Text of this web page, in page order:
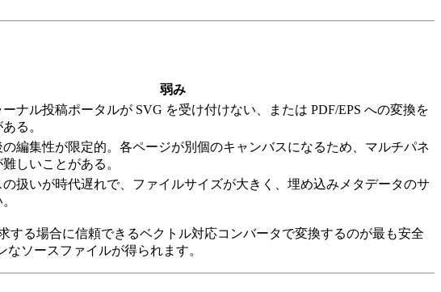
弱み
ナル投稿ポータルが SVG を受け付けない、または PDF/EPS への変換を
る。
編集性が限定的。各ページが別個のキャンバスになるため、マルチパネ
しいことがある。
の扱いが時代遅れで、ファイルサイズが大きく、埋め込みメタデータのサ
する場合に信頼できるベクトル対応コンバータで変換するのが最も安全
ソースファイルが得られます。